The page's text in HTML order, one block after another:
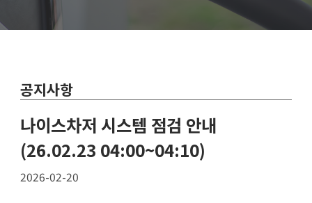
공지사항
나이스차저 시스템 점검 안내
(26.02.23 04:00~04:10)
2026-02-20